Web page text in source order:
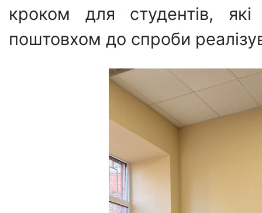
кроком для студентів,
поштовхом до спроби